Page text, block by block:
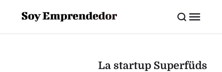
La startup Superfüds